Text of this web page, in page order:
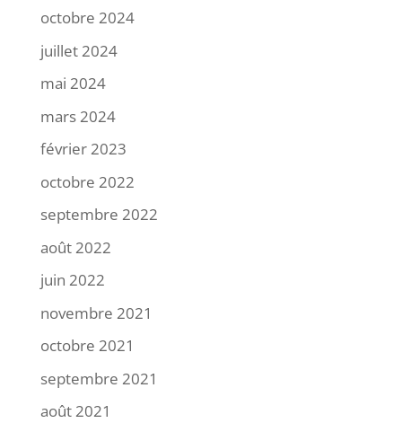
octobre 2024
juillet 2024
mai 2024
mars 2024
février 2023
octobre 2022
septembre 2022
août 2022
juin 2022
novembre 2021
octobre 2021
septembre 2021
août 2021